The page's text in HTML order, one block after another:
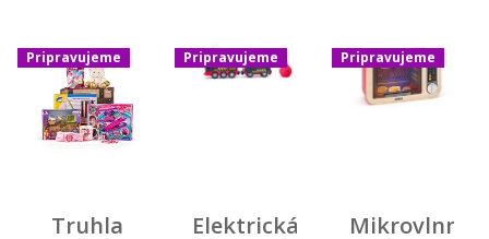
Truhla
Pripravujeme
Elektrická
Pripravujeme
Mikrovlnná
Pripravujeme